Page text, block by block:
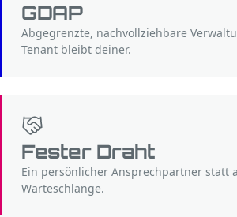
GDAP
Abgegrenzte, nachvollziehbare
Tenant bleibt deiner.
Fester Draht
Ein persönlicher Ansprechpartner statt
Warteschlange.